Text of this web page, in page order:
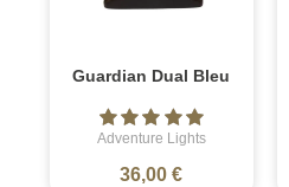
Guardian Dual Bleu
Adventure Lights
36,00 €